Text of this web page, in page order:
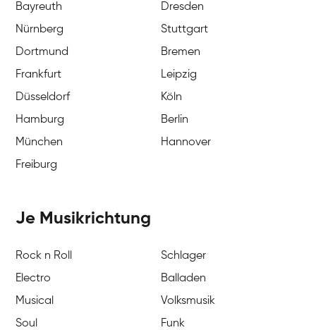
Bayreuth
Dresden
Nürnberg
Stuttgart
Dortmund
Bremen
Frankfurt
Leipzig
Düsseldorf
Köln
Hamburg
Berlin
München
Hannover
Freiburg
Je Musikrichtung
Rock n Roll
Schlager
Electro
Balladen
Musical
Volksmusik
Soul
Funk